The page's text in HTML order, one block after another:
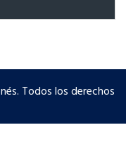
Todos los derechos